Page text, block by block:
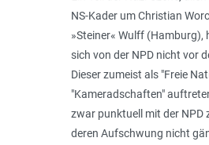
NS-Kader um Christian
»Steiner« Wulff (Hamburg),
sich von der NPD nicht vor
Dieser zumeist als "Freie
"Kameradschaften"
zwar punktuell mit der NPD
deren Aufschwung nicht